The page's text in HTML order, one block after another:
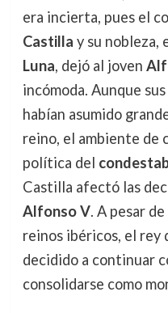
era incierta, pues el
Castilla y su nobleza,
Luna, dejó al joven
incómoda. Aunque
habían asumido
reino, el ambiente de
política del
Castilla afectó las
Alfonso V. A pesar
reinos ibéricos, el rey
decidido a continuar
consolidarse como